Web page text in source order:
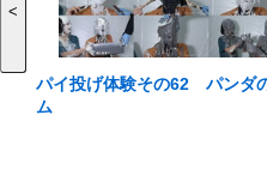
<
パイ投げ体験その62 パンダ
ム